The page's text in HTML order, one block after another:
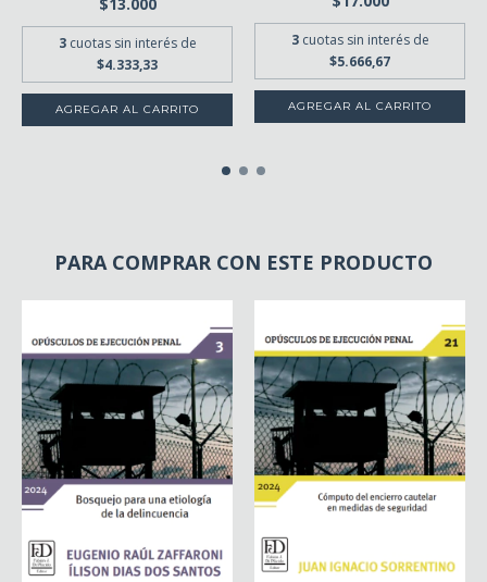
$13.000
3 cuotas sin interés de
$4.333,33
3 cuotas sin interés de
$5.666,67
PARA COMPRAR CON ESTE PRODUCTO